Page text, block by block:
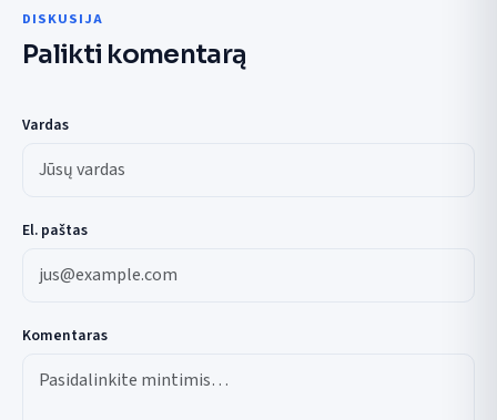
DISKUSIJA
Palikti komentarą
Vardas
El. paštas
Komentaras